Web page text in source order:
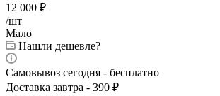
12 000 ₽
/шт
Мало
Нашли дешевле?
Самовывоз сегодня - бесплатно
Доставка завтра - 390 ₽